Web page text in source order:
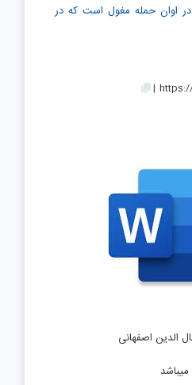
اوان حمله مغول است که در
|
الدین اصفهانی